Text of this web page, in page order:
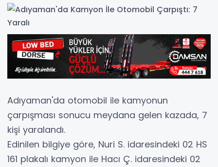
Adıyaman'da otomobil ile kamyonun
çarpışması sonucu meydana gelen kazada, 7
kişi yaralandı.
Edinilen bilgiye göre, Nuri S. idaresindeki 02 HS
161 plakalı kamyon ile Hacı Ç. idaresindeki 02